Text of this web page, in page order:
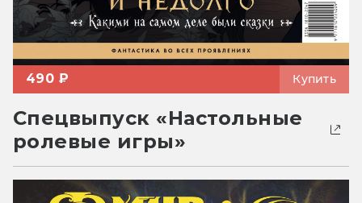
490 ₽ Купить
Спецвыпуск «Настольные
ролевые игры»